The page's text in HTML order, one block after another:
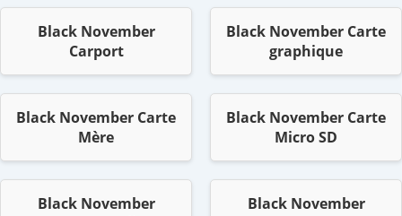
Black November
Carport
Black November Carte
graphique
Black November Carte
Mère
Black November Carte
Micro SD
Black November
Black November